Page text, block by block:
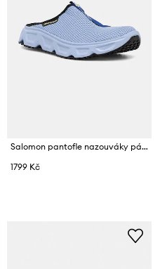
Salomon pantofle nazouváky pánské REELAX SLIDE 6.0
1799 Kč